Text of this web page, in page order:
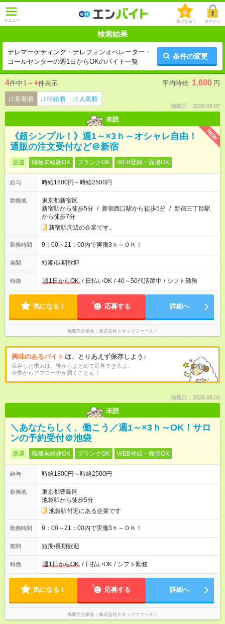
メニュー
0
気になる！ ログイン
検索結果
テレマーケティング・テレフォンオペレーター・
コールセンターの週1日からOKのバイト一覧
条件の変更
4件中1 ～ 4件表示 平均時給: 1,600 円
新着順 時給順 人気順
掲載日：2026.08.07
未読
NEW
《超シンプル！》週1～×3ｈ～オシャレ自由！
通販の注文受付など＠新宿
派遣 職種未経験OK ブランクOK WEB登録・面接OK
給与 時給1800円～時給2500円
勤務地
東京都新宿区
新宿駅から徒歩5分 / 新宿西口駅から徒歩5分 / 新宿三丁目駅
から徒歩7分
新宿駅周辺の企業です。
勤務時間 9：00～21：00内で実働3ｈ～ＯＫ！
期間 短期/長期歓迎
特徴 週1日からOK / 日払いOK / 40～50代活躍中 / シフト勤務
気になる！ 応募する 詳細へ
掲載元企業名 株式会社スタッフファースト
興味のあるバイト は、とりあえず保存しよう♪
保存した求人は、後からまとめて応募できるよ。
企業からアプローチが届くことも！
掲載日：2026.08.03
未読
＼あなたらしく、働こう／週1～×3ｈ～OK！サロ
ンの予約受付＠池袋
派遣 職種未経験OK ブランクOK WEB登録・面接OK
給与 時給1800円～時給2500円
勤務地
東京都豊島区
池袋駅から徒歩5分
池袋駅付近にある企業です
勤務時間 9：00～21：00内で実働3ｈ～ＯＫ！
期間 短期/長期歓迎
特徴 週1日からOK / 日払いOK / シフト勤務
気になる！ 応募する 詳細へ
掲載元企業名 株式会社スタッフファースト